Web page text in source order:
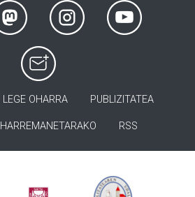
LEGE OHARRA PUBLIZITATEA
HARREMANETARAKO RSS